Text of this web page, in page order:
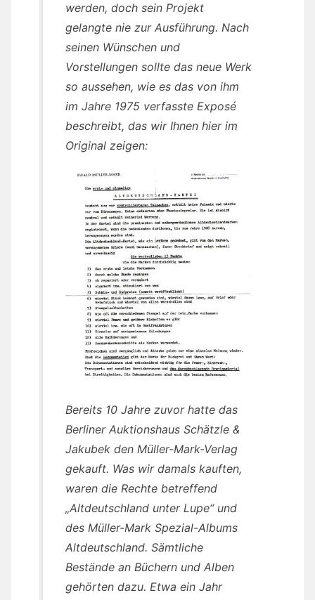
werden, doch sein Projekt
gelangte nie zur Ausführung. Nach
seinen Wünschen und
Vorstellungen sollte das neue Werk
so aussehen, wie es das von ihm
im Jahre 1975 verfasste Exposé
beschreibt, das wir Ihnen hier im
Original zeigen:
Bereits 10 Jahre zuvor hatte das
Berliner Auktionshaus Schätzle &
Jakubek den Müller-Mark-Verlag
gekauft. Was wir damals kauften,
waren die Rechte betreffend
„Altdeutschland unter Lupe“ und
des Müller-Mark Spezial-Albums
Altdeutschland. Sämtliche
Bestände an Büchern und Alben
gehörten dazu. Etwa ein Jahr